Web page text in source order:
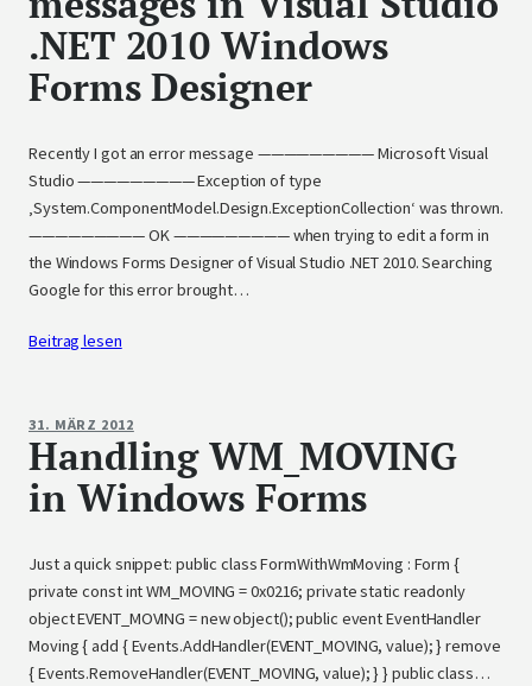
.NET 2010 Windows
Forms Designer
Recently I got an error message ————————— Microsoft Visual
Studio ————————— Exception of type
‚System.ComponentModel.Design.ExceptionCollection‘ was thrown.
————————— OK ————————— when trying to edit a form in
the Windows Forms Designer of Visual Studio .NET 2010. Searching
Google for this error brought…
Beitrag lesen
31. MÄRZ 2012
Handling WM_MOVING
in Windows Forms
Just a quick snippet: public class FormWithWmMoving : Form {
private const int WM_MOVING = 0x0216; private static readonly
object EVENT_MOVING = new object(); public event EventHandler
Moving { add { Events.AddHandler(EVENT_MOVING, value); } remove
{ Events.RemoveHandler(EVENT_MOVING, value); } } public class…